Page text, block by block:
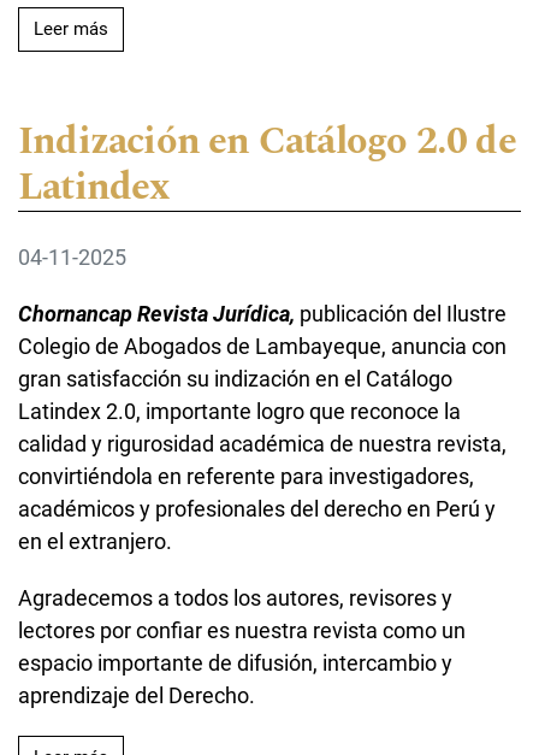
Leer más
Indización en Catálogo 2.0 de
Latindex
04-11-2025
Chornancap Revista Jurídica, publicación del Ilustre
Colegio de Abogados de Lambayeque, anuncia con
gran satisfacción su indización en el Catálogo
Latindex 2.0, importante logro que reconoce la
calidad y rigurosidad académica de nuestra revista,
convirtiéndola en referente para investigadores,
académicos y profesionales del derecho en Perú y
en el extranjero.
Agradecemos a todos los autores, revisores y
lectores por confiar es nuestra revista como un
espacio importante de difusión, intercambio y
aprendizaje del Derecho.